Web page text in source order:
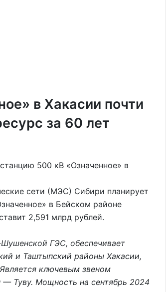
в Хакасии почти
за 60 лет
сети (МЭС) Сибири планирует
в Бейском районе
2,591 млрд рублей.
ГЭС, обеспечивает
и Таштыпский районы Хакасии,
ключевым звеном
— Туву. Мощность на сентябрь 2024